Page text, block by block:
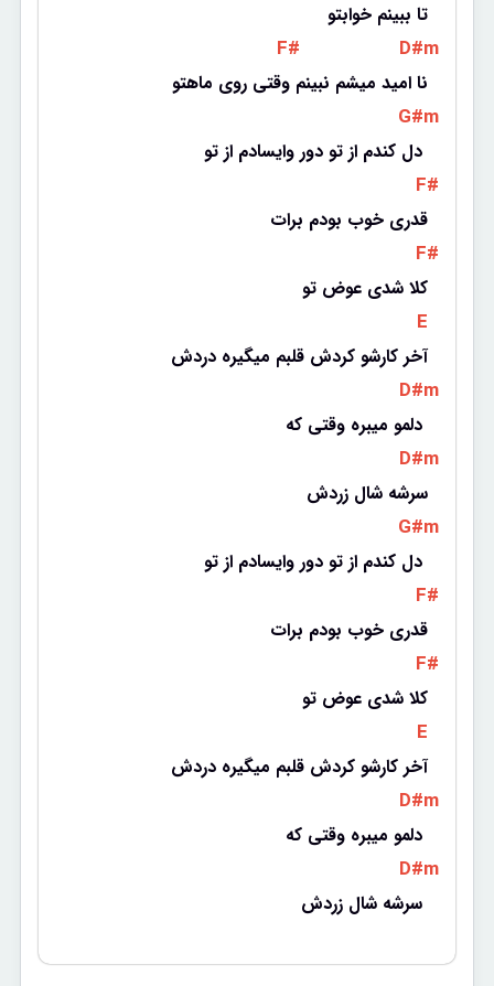
تا ببینم خوابتو
F# D#m
نا امید میشم نبینم وقتی روی ماهتو
G#m
دل کندم از تو دور وایسادم از تو
F#
قدری خوب بودم برات
F#
کلا شدی عوض تو
E
آخر کارشو کردش قلبم میگیره دردش
D#m
دلمو میبره وقتی که
D#m
سرشه شال زردش
G#m
دل کندم از تو دور وایسادم از تو
F#
قدری خوب بودم برات
F#
کلا شدی عوض تو
E
آخر کارشو کردش قلبم میگیره دردش
D#m
دلمو میبره وقتی که
D#m
سرشه شال زردش